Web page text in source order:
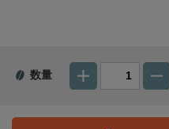
数量